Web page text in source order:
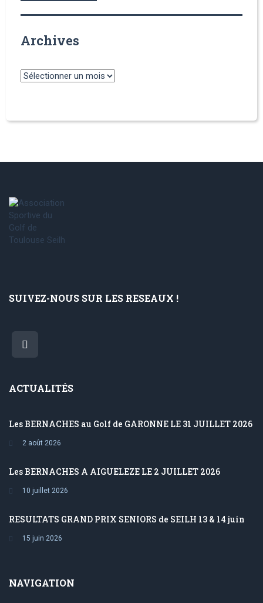
Archives
Archives
SUIVEZ-NOUS SUR LES RESEAUX !
ACTUALITÉS
Les BERNACHES au Golf de GARONNE LE 31 JUILLET 2026
2 août 2026
Les BERNACHES A AIGUELEZE LE 2 JUILLET 2026
10 juillet 2026
RESULTATS GRAND PRIX SENIORS de SEILH 13 & 14 juin
15 juin 2026
NAVIGATION